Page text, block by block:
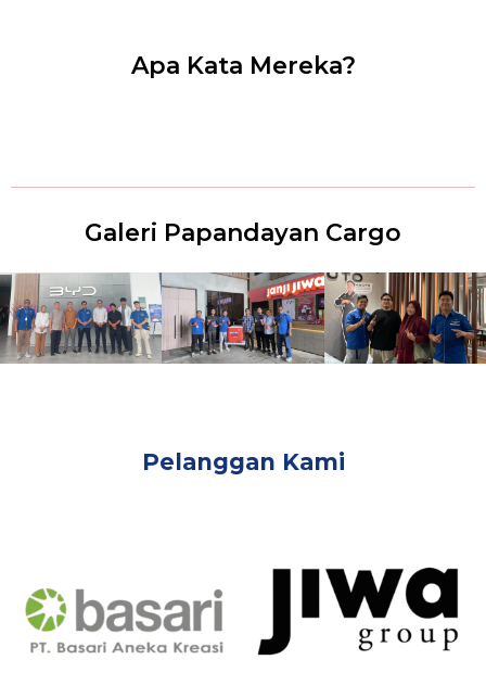
Apa Kata Mereka?
Galeri Papandayan Cargo
Pelanggan Kami